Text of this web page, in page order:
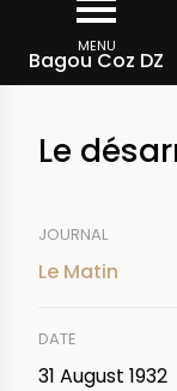
main
MENU
Bagou Coz DZ
Breadcrumb
Le
JOURNAL
Le Matin
DATE
31 August 1932